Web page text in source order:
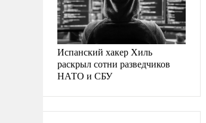
Испанский хакер Хиль
раскрыл сотни разведчиков
НАТО и СБУ